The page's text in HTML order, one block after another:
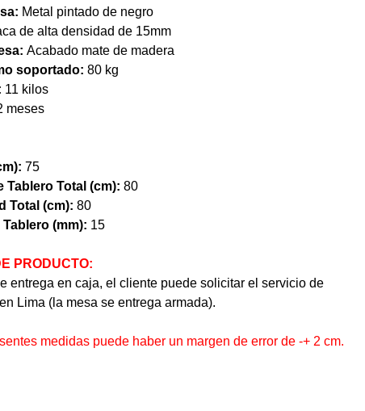
Metal pintado de negro
de alta densidad de 15mm
Acabado mate de madera
soportado: 80 kg
11 kilos
meses
75
Tablero Total (cm): 80
Total (cm): 80
(mm): 15
PRODUCTO:
entrega en caja, el cliente puede solicitar el servicio de
Lima (la mesa se entrega armada).
medidas puede haber un margen de error de -+ 2 cm.